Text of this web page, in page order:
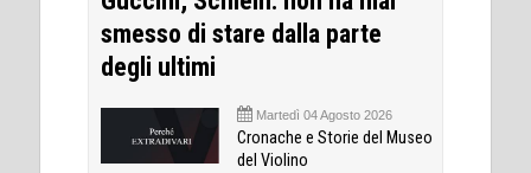
smesso di stare dalla parte
degli ultimi
Martedì 04 Agosto 2026
Cronache e Storie del Museo
del Violino